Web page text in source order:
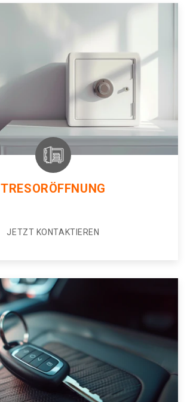
TRESORÖFFNUNG
JETZT KONTAKTIEREN